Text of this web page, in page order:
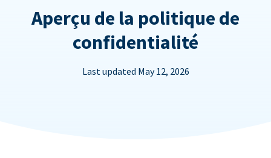
Aperçu de la politique de
confidentialité
Last updated May 12, 2026